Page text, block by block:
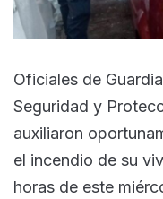
Oficiales de
Seguridad y
auxiliaron
el incendio de su
horas de este